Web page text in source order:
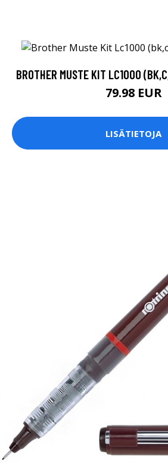
BROTHER MUSTE KIT LC1000
79.98 EUR
LISÄTIETOJA